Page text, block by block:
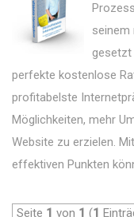
seinem
gesetzt
perfekte kostenlose
profitabelste
Möglichkeiten, mehr
Website zu erzielen.
effektiven Punkten
Seite 1 von 1 (1